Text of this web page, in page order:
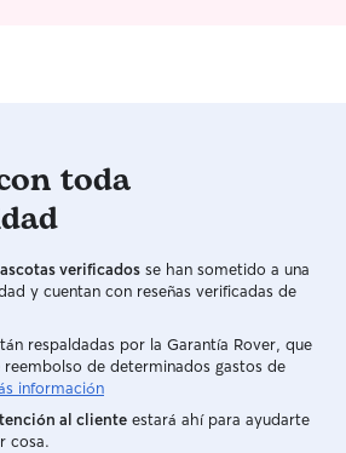
toda
verificados se han sometido a una
y cuentan con reseñas verificadas de
respaldadas por la Garantía Rover, que
de determinados gastos de
información
al cliente estará ahí para ayudarte
cosa.